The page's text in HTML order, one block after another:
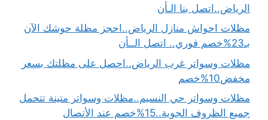
الرياض..اتصل بنا الـأن
مظلات احواش منازل الرياض..احجز مظلة حوشك الآن
بـ23%خصم فوري.. اتصل الــأن
مظلات وسواتر غرب الرياض..احصل على مظلتك بسعر
مخفض10%خصم
مظلات وسواتر حي النسيم..مظلات وسواتر متينة تتحمل
جميع الظروف الجوية..15%خصم عند الأتصال